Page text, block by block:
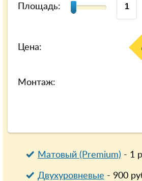
Площадь:
Цена:
Монтаж:
Матовый (Premium) - 1
Двухуровневые - 900